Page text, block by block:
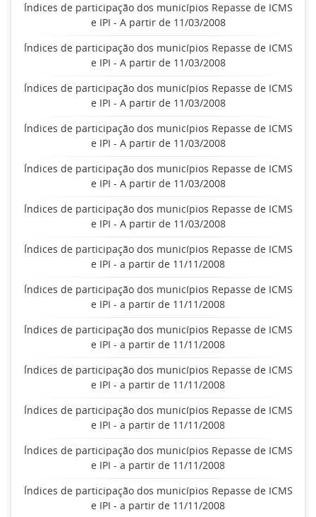
Índices de participação dos municípios Repasse de ICMS
e IPI - A partir de 11/03/2008
Índices de participação dos municípios Repasse de ICMS
e IPI - A partir de 11/03/2008
Índices de participação dos municípios Repasse de ICMS
e IPI - A partir de 11/03/2008
Índices de participação dos municípios Repasse de ICMS
e IPI - A partir de 11/03/2008
Índices de participação dos municípios Repasse de ICMS
e IPI - A partir de 11/03/2008
Índices de participação dos municípios Repasse de ICMS
e IPI - A partir de 11/03/2008
Índices de participação dos municípios Repasse de ICMS
e IPI - a partir de 11/11/2008
Índices de participação dos municípios Repasse de ICMS
e IPI - a partir de 11/11/2008
Índices de participação dos municípios Repasse de ICMS
e IPI - a partir de 11/11/2008
Índices de participação dos municípios Repasse de ICMS
e IPI - a partir de 11/11/2008
Índices de participação dos municípios Repasse de ICMS
e IPI - a partir de 11/11/2008
Índices de participação dos municípios Repasse de ICMS
e IPI - a partir de 11/11/2008
Índices de participação dos municípios Repasse de ICMS
e IPI - a partir de 11/11/2008